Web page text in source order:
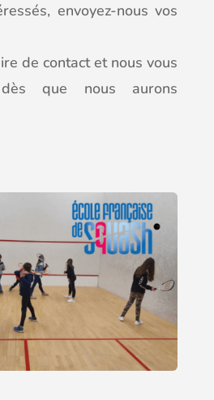
envoyez-nous vos
de contact et nous vous
dès que nous aurons